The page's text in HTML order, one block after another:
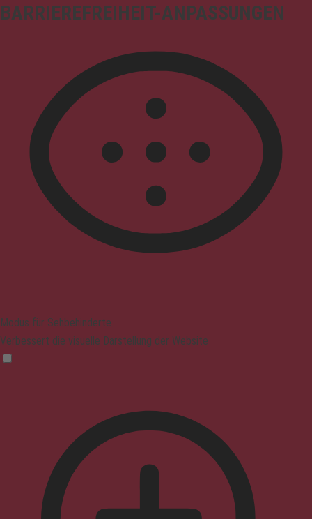
BARRIEREFREIHEIT-ANPASSUNGEN
Modus für Sehbehinderte
Verbessert die visuelle Darstellung der Website